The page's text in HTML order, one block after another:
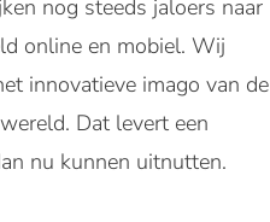
nog steeds jaloers naar
online en mobiel. Wij
innovatieve imago van de
Dat levert een
nu kunnen uitnutten.